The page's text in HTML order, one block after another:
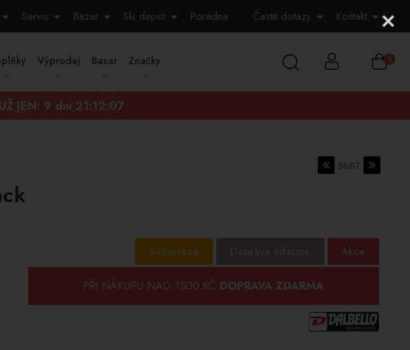
0
Servis Bazar Ski depot Poradna Časté dotazy Kontakt
Výprodej Bazar Značky
JEN: 9 dni 21:12:06
36/87
Akce
Superakce